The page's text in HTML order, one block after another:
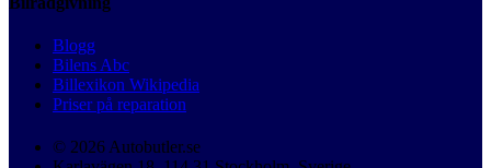
Blogg
Bilens Abc
Billexikon Wikipedia
Priser på reparation
© 2026 Autobutler.se